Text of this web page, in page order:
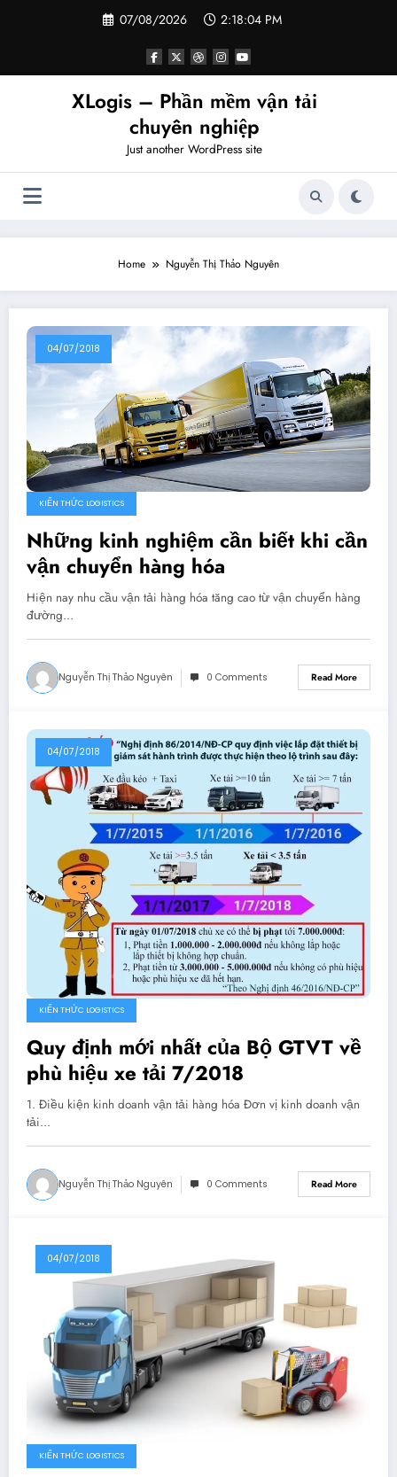
07/08/2026 2:18:05 PM
XLogis – Phần mềm vận tải
chuyên nghiệp
Just another WordPress site
Home Nguyễn Thị Thảo Nguyên
04/07/2018
KIẾN THỨC LOGISTICS
Những kinh nghiệm cần biết khi cần
vận chuyển hàng hóa
Hiện nay nhu cầu vận tải hàng hóa tăng cao từ vận chuyển hàng
đường…
Nguyễn Thị Thảo Nguyên 0 Comments Read More
04/07/2018
KIẾN THỨC LOGISTICS
Quy định mới nhất của Bộ GTVT về
phù hiệu xe tải 7/2018
1. Điều kiện kinh doanh vận tải hàng hóa Đơn vị kinh doanh vận
tải…
Nguyễn Thị Thảo Nguyên 0 Comments Read More
04/07/2018
KIẾN THỨC LOGISTICS